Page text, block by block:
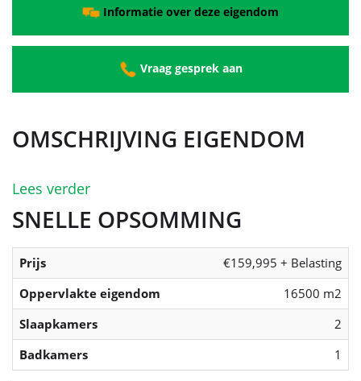
Informatie over deze eigendom
Vraag gesprek aan
OMSCHRIJVING EIGENDOM
Lees verder
SNELLE OPSOMMING
Prijs
€159,995 + Belasting
Oppervlakte eigendom
16500 m2
Slaapkamers
2
Badkamers
1